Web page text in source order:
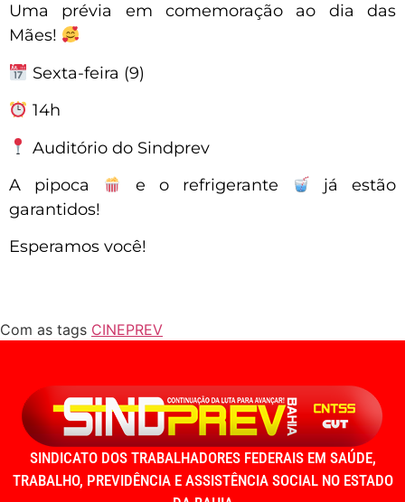
Uma prévia em comemoração ao dia das
Mães!
Sexta-feira (9)
14h
Auditório do Sindprev
A pipoca
e o refrigerante
já estão
garantidos!
Esperamos você!
Com as tags CINEPREV
SINDICATO DOS TRABALHADORES FEDERAIS EM SAÚDE,
TRABALHO, PREVIDÊNCIA E ASSISTÊNCIA SOCIAL NO ESTADO